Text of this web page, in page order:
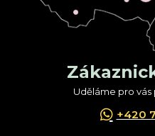
Uděláme pro vás
+420